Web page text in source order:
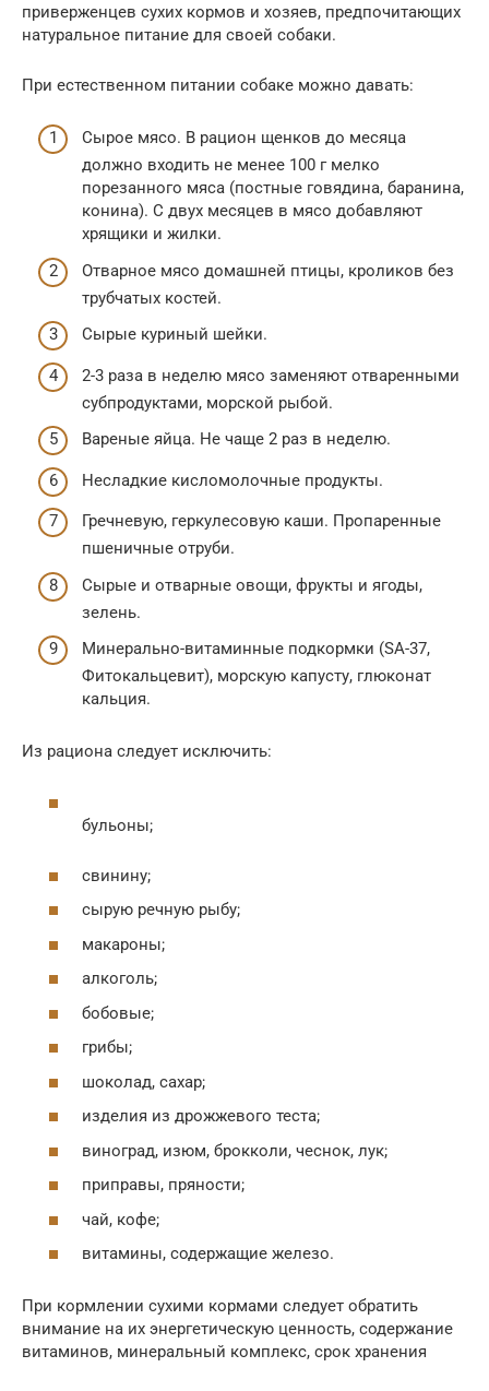
приверженцев сухих кормов и хозяев, предпочитающих
натуральное питание для своей собаки.
При естественном питании собаке можно давать:
Сырое мясо. В рацион щенков до месяца
должно входить не менее 100 г мелко
порезанного мяса (постные говядина, баранина,
конина). С двух месяцев в мясо добавляют
хрящики и жилки.
Отварное мясо домашней птицы, кроликов без
трубчатых костей.
Сырые куриный шейки.
2-3 раза в неделю мясо заменяют отваренными
субпродуктами, морской рыбой.
Вареные яйца. Не чаще 2 раз в неделю.
Несладкие кисломолочные продукты.
Гречневую, геркулесовую каши. Пропаренные
пшеничные отруби.
Сырые и отварные овощи, фрукты и ягоды,
зелень.
Минерально-витаминные подкормки (SA-37,
Фитокальцевит), морскую капусту, глюконат
кальция.
Из рациона следует исключить:
бульоны;
свинину;
сырую речную рыбу;
макароны;
алкоголь;
бобовые;
грибы;
шоколад, сахар;
изделия из дрожжевого теста;
виноград, изюм, брокколи, чеснок, лук;
приправы, пряности;
чай, кофе;
витамины, содержащие железо.
При кормлении сухими кормами следует обратить
внимание на их энергетическую ценность, содержание
витаминов, минеральный комплекс, срок хранения